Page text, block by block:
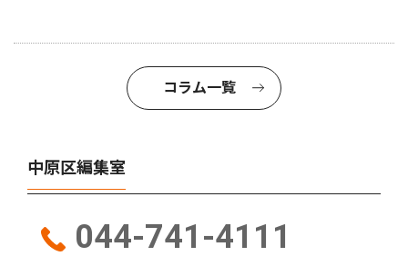
コラム一覧
中原区編集室
044-741-4111